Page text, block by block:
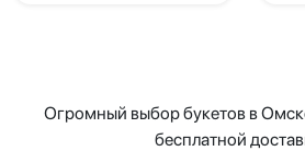
Огромный выбор букетов в
бесплатной